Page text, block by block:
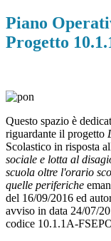
Piano
Progetto
Questo spazio è
riguardante il progetto
Scolastico in risposta
sociale e lotta al
scuola oltre l'orario
quelle periferiche
del 16/09/2016 ed
avviso in data 24/07/
codice 10.1.1A-